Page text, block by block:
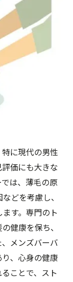
スパの効果
体験
ョナー選び
ア
のパーソナ
に現代の男性
価にも大きな
は、薄毛の原
どを考慮し、
す。専門のト
健康を保ち、
メンズバーバ
、心身の健康
ことで、スト